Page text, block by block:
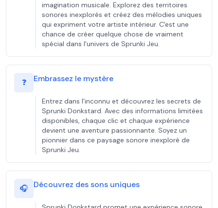
imagination musicale. Explorez des territoires
sonores inexplorés et créez des mélodies uniques
qui expriment votre artiste intérieur. C'est une
chance de créer quelque chose de vraiment
spécial dans l'univers de Sprunki Jeu.
❓ Embrassez le mystère
Entrez dans l'inconnu et découvrez les secrets de
Sprunki Donkstard. Avec des informations limitées
disponibles, chaque clic et chaque expérience
devient une aventure passionnante. Soyez un
pionnier dans ce paysage sonore inexploré de
Sprunki Jeu.
🎧 Découvrez des sons uniques